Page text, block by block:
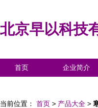
北京早以科技
首页 企业简介
当前位置： 首页 > 产品大全 >